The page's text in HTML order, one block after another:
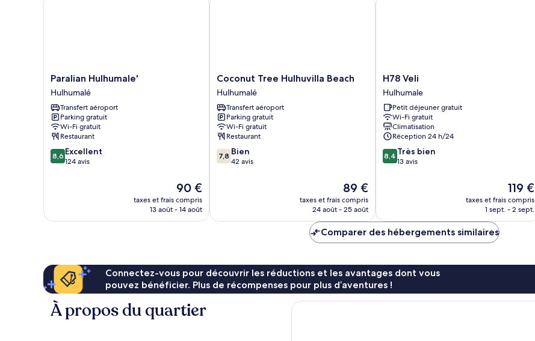
Paralian
Hulhumale'
Hulhumalé
Paralian Hulhumale'
Hulhumalé
Transfert aéroport
Parking gratuit
Wi-Fi gratuit
Restaurant
8.6
sur
8,6 Excellent
124 avis
Le
nouveau
prix
90 €
taxes et frais compris
13 août - 14 août
Coconut
Tree
Hulhuvilla
Beach
Hulhumalé
Coconut Tree Hulhuvilla Beach
Hulhumalé
Transfert aéroport
Parking gratuit
Wi-Fi gratuit
Restaurant
7.8
sur
7,8 Bien
42 avis
Le
nouveau
prix
de
89 €
89 €
taxes et frais compris
24 août - 25 août
H78
Veli
Hulhumale
H78 Veli
Hulhumale
Petit déjeuner gratuit
Wi-Fi gratuit
Climatisation
Réception 24 h/24
8.4
sur
8,4 Très bien
13 avis
Le
nouveau
prix
119 €
taxes et frais compris
1 sept. - 2 sept.
Comparer des hébergements similaires
Connectez-vous pour découvrir les réductions et les avantages dont vous
pouvez bénéficier. Plus de récompenses pour plus d’aventures !
À propos du quartier